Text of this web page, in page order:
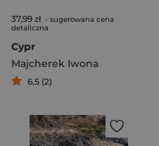
37,99 zł - sugerowana cena
detaliczna
Cypr
Majcherek Iwona
6,5 (2)